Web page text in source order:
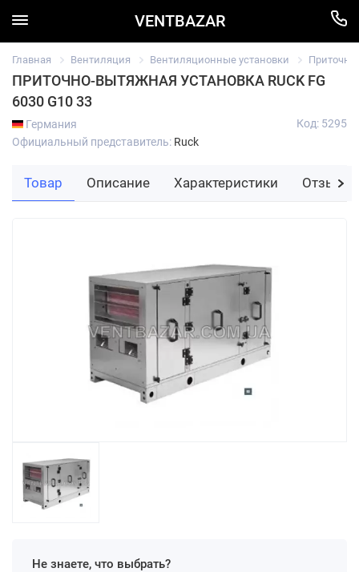
VENTBAZAR
Главная Вентиляция Вентиляционные установки
ПРИТОЧНО-ВЫТЯЖНАЯ УСТАНОВКА RUCK FG
6030 G10 33
Германия
Официальный представитель: Ruck
Код: 5295
Не знаете, что выбрать?
Товар Описание Характеристики Отзывы